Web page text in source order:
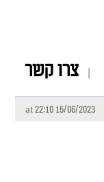
צרו קשר
15/06/2023 at 22:10